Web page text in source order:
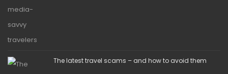
The latest travel scams – and how to avoid them